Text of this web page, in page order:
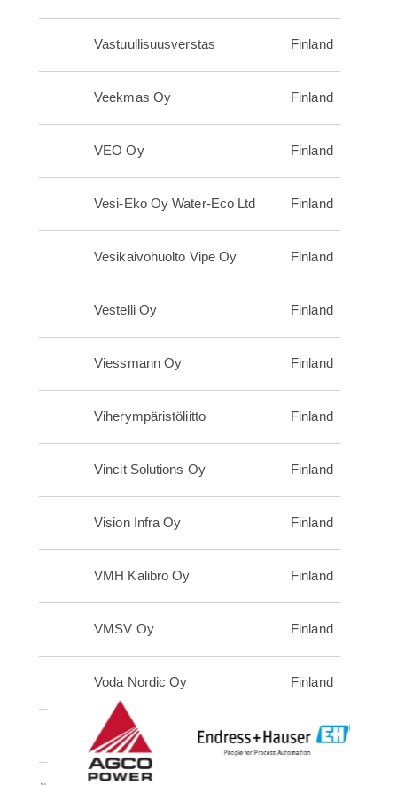
Vastuullisuusverstas Finland
Veekmas Oy Finland
VEO Oy Finland
Vesi-Eko Oy Water-Eco Ltd Finland
Vesikaivohuolto Vipe Oy Finland
Vestelli Oy Finland
Viessmann Oy Finland
Viherympäristöliitto Finland
Vincit Solutions Oy Finland
Vision Infra Oy Finland
VMH Kalibro Oy Finland
VMSV Oy Finland
Voda Nordic Oy Finland
Vogelsang Oy Finland